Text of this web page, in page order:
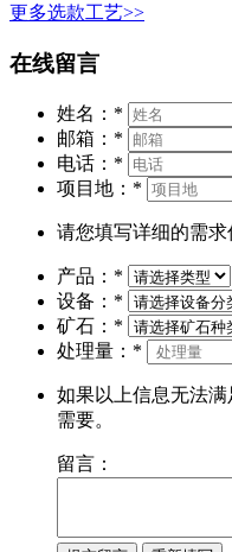
更多选款工艺>>
在线留言
姓名： *
邮箱： *
电话： *
项目地： *
请您填写详细的需求
产品： *
设备： *
矿石： *
处理量： *
如果以上信息无法
需要。
留言：